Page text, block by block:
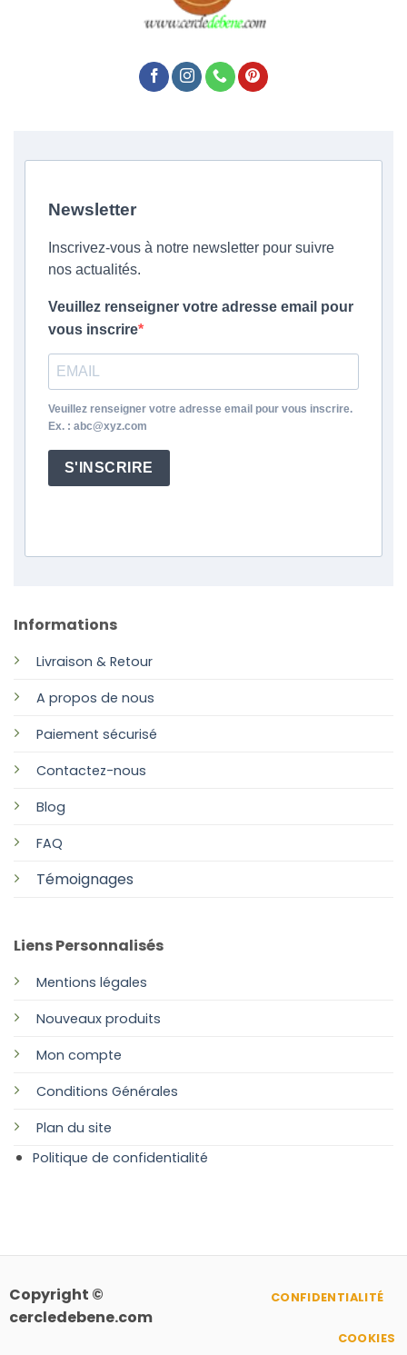
Informations
Livraison & Retour
A propos de nous
Paiement sécurisé
Contactez-nous
Blog
FAQ
Témoignages
Liens Personnalisés
Mentions légales
Nouveaux produits
Mon compte
Conditions Générales
Plan du site
Politique de confidentialité
Newsletter
Inscrivez-vous à notre newsletter pour suivre
nos actualités.
Veuillez renseigner votre adresse email pour
vous inscrire
Veuillez renseigner votre adresse email pour vous inscrire.
Ex. : abc@xyz.com
S'INSCRIRE
Copyright ©
cercledebene.com
CONFIDENTIALITÉ
COOKIES